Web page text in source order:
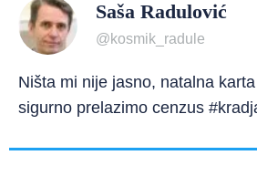
Saša Radulović
@kosmik_radule
Ništa mi nije jasno, natalna
sigurno prelazimo cenzus